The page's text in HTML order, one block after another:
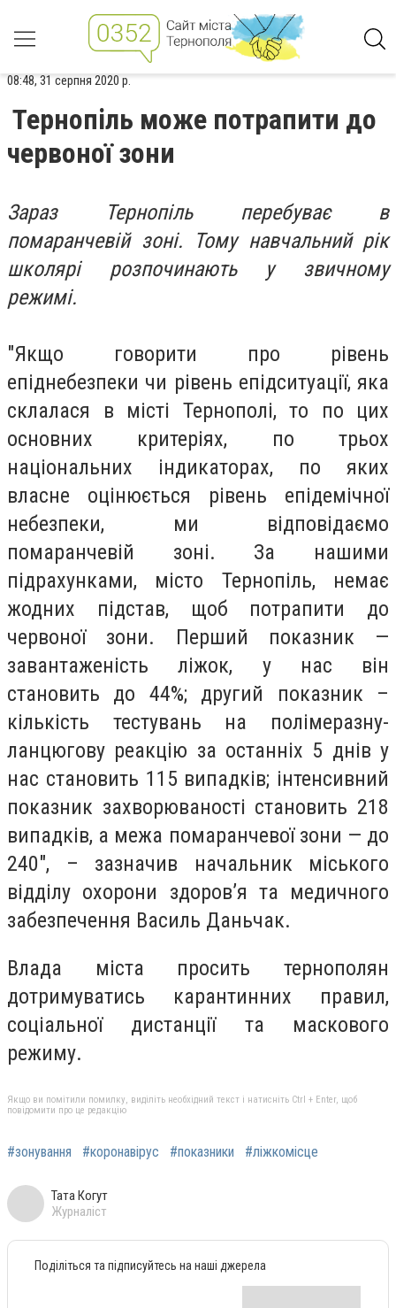
08:48, 31 серпня 2020 р.
Тернопіль може потрапити до
червоної зони
Зараз Тернопіль перебуває в
помаранчевій зоні. Тому навчальний рік
школярі розпочинають у звичному
режимі.
"Якщо говорити про рівень
епіднебезпеки чи рівень епідситуації, яка
склалася в місті Тернополі, то по цих
основних критеріях, по трьох
національних індикаторах, по яких
власне оцінюється рівень епідемічної
небезпеки, ми відповідаємо
помаранчевій зоні. За нашими
підрахунками, місто Тернопіль, немає
жодних підстав, щоб потрапити до
червоної зони. Перший показник —
завантаженість ліжок, у нас він
становить до 44%; другий показник –
кількість тестувань на полімеразну-
ланцюгову реакцію за останніх 5 днів у
нас становить 115 випадків; інтенсивний
показник захворюваності становить 218
випадків, а межа помаранчевої зони — до
240", – зазначив начальник міського
відділу охорони здоров’я та медичного
забезпечення Василь Даньчак.
Влада міста просить тернополян
дотримуватись карантинних правил,
соціальної дистанції та маскового
режиму.
Якщо ви помітили помилку, виділіть необхідний текст і натисніть Ctrl + Enter, щоб
повідомити про це редакцію
#зонування #коронавірус #показники #ліжкомісце
Тата Когут
Журналіст
Поділіться та підписуйтесь на наші джерела